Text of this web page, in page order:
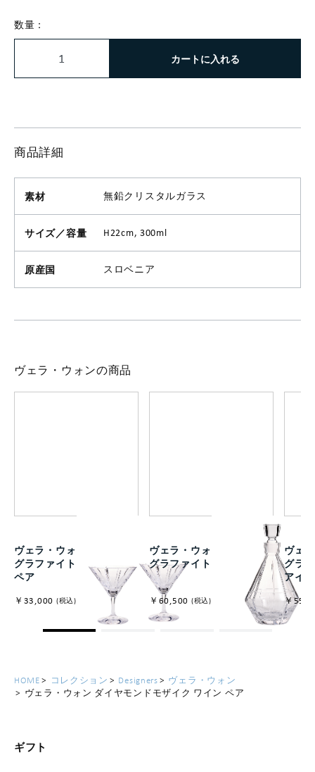
数量：
カートに入れる
商品詳細
素材 無鉛クリスタルガラス
サイズ／容量 H22cm, 300ml
原産国 スロベニア
ヴェラ・ウォンの商品
ヴェラ・ウォン リュクス
グラファイト マティーニ
ペア
￥33,000 (税込)
ヴェラ・ウォン リュクス
グラファイト デキャンタ
￥60,500 (税込)
ヴェ
グラ
アイ
￥
HOME コレクション Designers
ヴェラ・ウォン
ヴェラ・ウォン ダイヤモンドモザイク ワイン ペア
ギフト